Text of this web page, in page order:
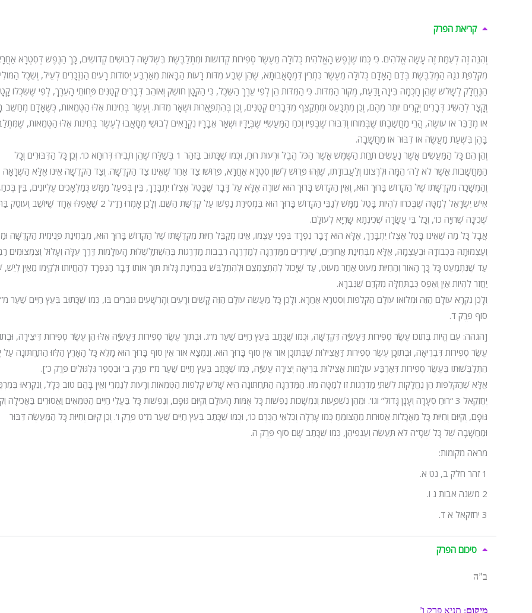
קריאת הפרק
וְהִנֵּה זֶה לְעֻמַּת זֶה עָשָׂה אֱלֹהִים. כִּי כְּמוֹ שֶׁנֶּפֶשׁ הָאֱלֹהִית כְּלוּלָה מֵעֶשֶׂר סְפִירוֹת קְדוֹשׁוֹת וּמִתְלַבֶּשֶׁת בִּשְׁלֹשָׁה לְבוּשִׁים קְדוֹשִׁים, כָּךְ הַנֶּפֶשׁ דְּסִטְרָא
מִקְּלִפַּת נֹגַהּ הַמְּלֻבֶּשֶׁת בְּדַם הָאָדָם כְּלוּלָה מֵעֶשֶׂר כִּתְרִין דִּמְסָאֲבוּתָא, שֶׁהֵן שֶׁבַע מִדּוֹת רָעוֹת הַבָּאוֹת מֵאַרְבַּע יְסוֹדוֹת רָעִים הַנִּזְכָּרִים לְעֵיל, וְשֵׂכֶל
הַנֶּחֱלָק לְשָׁלֹשׁ שֶׁהֵן חָכְמָה בִּינָה וָדַעַת, מְקוֹר הַמִּדּוֹת. כִּי הַמִּדּוֹת הֵן לְפִי עֵרֶךְ הַשֵּׂכֶל, כִּי הַקָּטָן חוֹשֵׁק וְאוֹהֵב דְּבָרִים קְטַנִּים פְּחוּתֵי הָעֵרֶךְ, לְפִי שֶׁשִּׂכְלוֹ
וְקָצָר לְהַשִּׂיג דְּבָרִים יְקָרִים יוֹתֵר מֵהֶם, וְכֵן מִתְכָּעֵס וּמִתְקַצֵּף מִדְּבָרִים קְטַנִּים, וְכֵן בְּהִתְפָּאֲרוּת וּשְׁאָר מִדּוֹת. וְעֶשֶׂר בְּחִינוֹת אֵלּוּ הַטְּמֵאוֹת, כְּשֶׁאָדָם מְחַשֵׁב
אוֹ מְדַבֵּר אוֹ עוֹשֶׂה, הֲרֵי מַחֲשַׁבְתּוֹ שֶׁבְּמוֹחוֹ וְדִבּוּרוֹ שֶׁבְּפִיו וְכֹחַ הַמַּעֲשִׂיִּי שֶׁבְּיָדָיו וּשְׁאָר אֵבָרָיו נִקְרָאִים לְבוּשֵׁי מְסָאֲבוּ לְעֶשֶׂר בְּחִינוֹת אֵלּוּ הַטְּמֵאוֹת,
בָּהֶן בִּשְׁעַת מַעֲשֶׂה אוֹ דִבּוּר אוֹ מַחֲשָׁבָה.
וְהֵן הֵם כָּל הַמַּעֲשִׂים אֲשֶׁר נַעֲשִׂים תַּחַת הַשֶּׁמֶשׁ אֲשֶׁר הַכֹּל הֶבֶל וּרְעוּת רוּחַ, וּכְמוֹ שֶׁכָּתוּב בַּזֹּהַר 1 בְּשַׁלַּח שֶׁהֵן תְּבִירוּ דְּרוּחָא כו’. וְכֵן כָּל הַדִּבּוּרִים וְכָל
הַמַּחֲשָׁבוֹת אֲשֶׁר לֹא לַה’ הֵמָּה וּלְרְצוֹנוֹ וְלַעֲבוֹדָתוֹ, שֶׁזֶּהוּ פֵּרוּשׁ לְשׁוֹן סִטְרָא אַחֲרָא, פֵּרוּשׁוֹ צַד אַחֵר שֶׁאֵינוֹ צַד הַקְּדֻשָׁה. וְצַד הַקְּדֻשָׁה אֵינוֹ אֶלָּא הַשְׁרָאָה
וְהַמְשָׁכָה מִקְּדֻשָּׁתוֹ שֶׁל הַקָּדוֹשׁ בָּרוּךְ הוּא, וְאֵין הַקָּדוֹשׁ בָּרוּךְ הוּא שׁוֹרֶה אֶלָּא עַל דָּבָר שֶׁבָּטֵל אֶצְלוֹ יִתְבָּרַךְ, בֵּין בְּפֹעַל מַמָּשׁ כְּמַלְאָכִים עֶלְיוֹנִים, בֵּין
אִישׁ יִשְׂרָאֵל לְמַטָּה שֶׁבְּכֹחוֹ לִהְיוֹת בָּטֵל מַמָּשׁ לְגַבֵּי הַקָּדוֹשׁ בָּרוּךְ הוּא בִּמְסִירַת נַפְשׁוֹ עַל קְדֻשַּׁת הַשֵּׁם. וְלָכֵן אָמְרוּ רַזַ”ל 2 שֶׁאֲפִלּוּ אֶחָד
שְׁכִינָה שְׁרוּיָה כו’, וְכָל בֵּי עֲשָׂרָה שְׁכִינְתָא שָרְיָא לְעוֹלָם.
אֲבָל כָּל מַה שֶׁאֵינוֹ בָּטֵל אֶצְלוֹ יִתְבָּרַךְ, אֶלָּא הוּא דָּבָר נִפְרָד בִּפְנֵי עַצְמוֹ, אֵינוֹ מְקַבֵּל חִיּוּת מִקְּדֻשָּׁתוֹ שֶׁל הַקָּדוֹשׁ בָּרוּךְ הוּא, מִבְּחִינַת פְּנִימִית הַקְּדֻשָּׁה
וְעַצְמוּתָהּ בִּכְבוֹדָהּ וּבְעַצְמָהּ, אֶלָּא מִבְּחִינַת אֲחוֹרַיִם, שֶׁיּוֹרְדִים מִמַּדְרֵגָה לְמַדְרֵגָה רִבְבוֹת מַדְרֵגוֹת בְּהִשְׁתַּלְשְׁלוּת הָעוֹלָמוֹת דֶּרֶךְ עִלָּה וְעָלוּל וְצִמְצוּמִים
עַד שֶׁנִּתְמַעֵט כָּל כָּךְ הָאוֹר וְהַחִיּוּת מִעוּט אַחַר מִעוּט, עַד שֶׁיָּכוֹל לְהִתְצַמְצֵם וּלְהִתְלַבֵּשׁ בִּבְחִינַת גָּלוּת תּוֹךְ אוֹתוֹ דָּבָר הַנִּפְרָד לְהַחֲיוֹתוֹ וּלְקַיְּמוֹ מֵאַיִן
יַחֲזֹר לִהְיוֹת אַיִן וְאֶפֶס כְּבַתְּחִלָּה מִקֹּדֶם שֶׁנִּבְרָא.
וְלָכֵן נִקְרָא עוֹלָם הַזֶּה וּמְלוֹאוֹ עוֹלָם הַקְּלִפּוֹת וְסִטְרָא אַחֲרָא. וְלָכֵן כָּל מַעֲשֵׂה עוֹלָם הַזֶּה קָשִׁים וְרָעִים וְהָרְשָׁעִים גּוֹבְרִים בּוֹ, כְּמוֹ שֶׁכָּתוּב בְּעֵץ חַיִּים שַׁעַר
סוֹף פֶּרֶק ד.
[הגהה: עִם הֱיוֹת בְּתוֹכוֹ עֶשֶׂר סְפִירוֹת דַּעֲשִׂיָּה דִּקְדֻשָּׁה, וּכְמוֹ שֶׁכָּתַב בְּעֵץ חַיִּים שַׁעַר מ”ג. וּבְתוֹךְ עֶשֶׂר סְפִירוֹת דַּעֲשִׂיָּה אֵלּוּ הֵן עֶשֶׂר סְפִירוֹת דִּיצִירָה,
עֶשֶׂר סְפִירוֹת דִּבְרִיאָה, וּבְתוֹכָן עֶשֶׂר סְפִירוֹת דַּאֲצִילוּת שֶׁבְּתוֹכָן אוֹר אֵין סוֹף בָּרוּךְ הוּא. וְנִמְצָא אוֹר אֵין סוֹף בָּרוּךְ הוּא מָלֵא כָּל הָאָרֶץ הַלֵּזוּ הַתַּחְתּוֹנָה עַל
הִתְלַבְּשׁוּתוֹ בְּעֶשֶׂר סְפִירוֹת דְּאַרְבַּע עוֹלָמוֹת אֲצִילוּת בְּרִיאָה יְצִירָה עֲשִׂיָּה, כְּמוֹ שֶׁכָּתַב בְּעֵץ חַיִּים שַׁעַר מ”ז פֶּרֶק ב’ וּבְסֵפֶר גִּלְגּוּלִים פֶּרֶק כ’].
אֶלָּא שֶׁהַקְּלִפּוֹת הֵן נֶחֱלָקוֹת לִשְׁתֵּי מַדְרֵגוֹת זוֹ לְמַטָּה מִזּוֹ. הַמַּדְרֵגָה הַתַּחְתּוֹנָה הִיא שָׁלֹש קְלִפּוֹת הַטְּמֵאוֹת וְרָעוֹת לְגַמְרֵי וְאֵין בָּהֶם טוֹב כְּלָל, וְנִקְרְאוּ
יְחֶזְקֵאל 3 “רוּחַ סְעָרָה וְעָנָן גָּדוֹל” וגו’. וּמֵהֶן נִשְׁפָּעוֹת וְנִמְשָׁכוֹת נַפְשׁוֹת כָּל אֻמּוֹת הָעוֹלָם וְקִיּוּם גּוּפָם, וְנַפְשׁוֹת כָּל בַּעֲלֵי חַיִּים הַטְּמֵאִים וַאֲסוּרִים בַּאֲכִילָה
גּוּפָם, וְקִיּוּם וְחִיּוּת כָּל מַאֲכָלוֹת אֲסוּרוֹת מֵהַצּוֹמֵחַ כְּמוֹ עָרְלָה וְכִלְאֵי הַכֶּרֶם כו’, וּכְמוֹ שֶׁכָּתַב בְּעֵץ חַיִּים שַׁעַר מ”ט פֶּרֶק ו’. וְכֵן קִיּוּם וְחִיּוּת כָּל הַמַּעֲשֶׂה דִּבּוּר
וּמַחֲשָׁבָה שֶׁל כָּל שְׁסָ”ה לֹא תַּעֲשֶׂה וְעַנְפֵיהֶן, כְּמוֹ שֶׁכָּתַב שָׁם סוֹף פֶּרֶק ה.
מראה מקומות:
1 זהר חלק ב, נט א.
2 משנה אבות ג ו.
3 יחזקאל א ד.
סיכום הפרק
ב”ה